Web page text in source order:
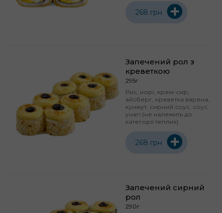
268 грн +
Запечений рол з
креветкою
295г
Рис, норі, крем-сир,
айсберг, креветка варена,
кунжут, сирний соус, соус
унагі (не належить до
категорії теплих)
268 грн +
Запечений сирний
рол
290г